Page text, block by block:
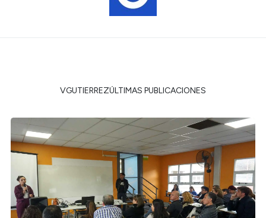
VGUTIERREZÚLTIMAS PUBLICACIONES